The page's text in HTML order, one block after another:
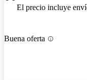
El precio incluye
Buena oferta